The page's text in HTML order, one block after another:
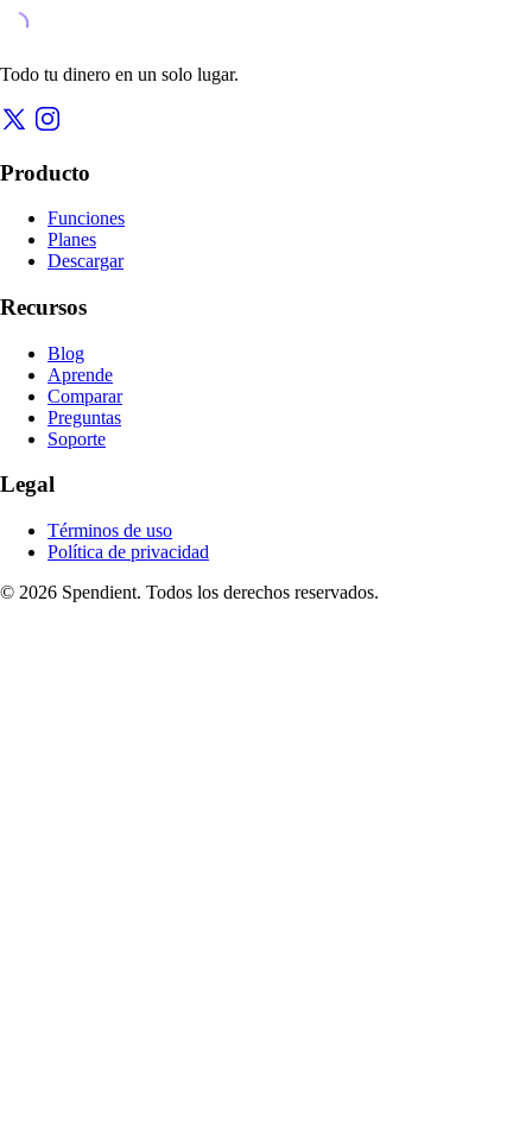
Todo tu dinero en un solo lugar.
Producto
Funciones
Planes
Descargar
Recursos
Blog
Aprende
Comparar
Preguntas
Soporte
Legal
Términos de uso
Política de privacidad
© 2026 Spendient. Todos los derechos reservados.